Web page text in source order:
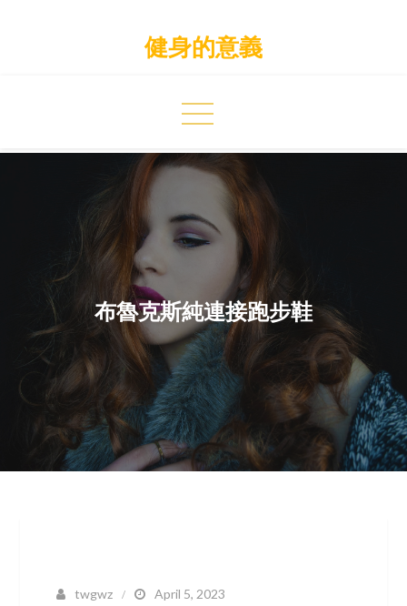
健身的意義
布魯克斯純連接跑步鞋
twgwz April 5, 2023